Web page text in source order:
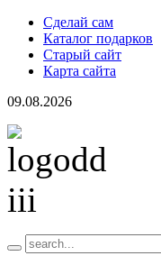
Сделай сам
Каталог подарков
Старый сайт
Карта сайта
09.08.2026